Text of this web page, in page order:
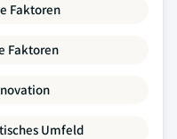
Faktoren
Faktoren
Umfeld